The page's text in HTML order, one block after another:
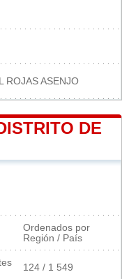
ROJAS ASENJO
DE
Ordenados por
Región / País
124 / 1 549